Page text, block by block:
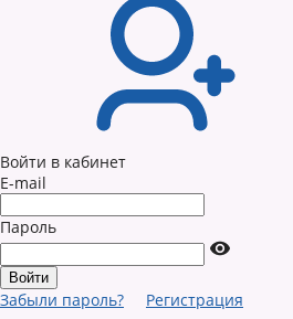
Войти в кабинет
E-mail
Пароль
Забыли пароль? Регистрация